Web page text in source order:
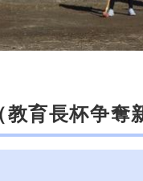
育長杯争奪